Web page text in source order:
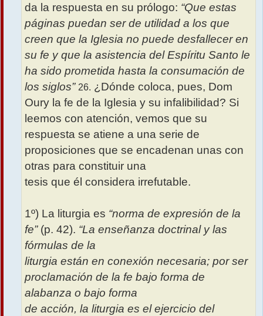
da la respuesta en su prólogo: “Que estas
páginas puedan ser de utilidad a los que
creen que la Iglesia no puede desfallecer en
su fe y que la asistencia del Espíritu Santo le
ha sido prometida hasta la consumación de
los siglos” 26. ¿Dónde coloca, pues, Dom
Oury la fe de la Iglesia y su infalibilidad? Si
leemos con atención, vemos que su
respuesta se atiene a una serie de
proposiciones que se encadenan unas con
otras para constituir una
tesis que él considera irrefutable.
1º) La liturgia es “norma de expresión de la
fe”(p. 42). “La enseñanza doctrinal y las
fórmulas de la
liturgia están en conexión necesaria; por ser
proclamación de la fe bajo forma de
alabanza o bajo forma
de acción, la liturgia es el ejercicio del